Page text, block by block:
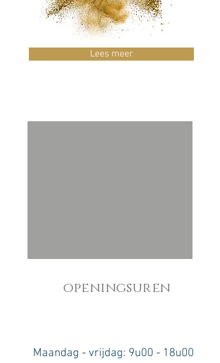
Lees meer
openingsuren
Maandag - vrijdag: 9u00 - 18u00